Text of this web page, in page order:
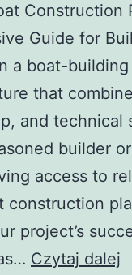
Construction
Guide for
a boat-
that
and technical
builder
access to
construction
project’s
Czytaj dalej